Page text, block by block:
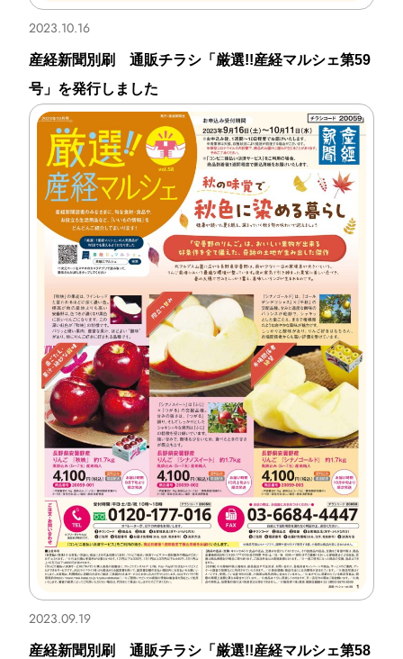
2023.10.16
産経新聞別刷 通販チラシ「厳選!!産経マルシェ第59
号」を発行しました
2023.09.19
産経新聞別刷 通販チラシ「厳選!!産経マルシェ第58